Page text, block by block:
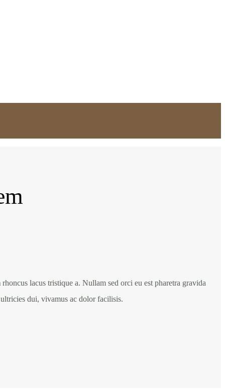
lacus tristique a. Nullam sed orci eu est pharetra gravida
dui, vivamus ac dolor facilisis.